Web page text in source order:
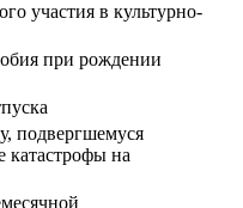
участия в культурно-
при рождении
подвергшемуся
катастрофы на